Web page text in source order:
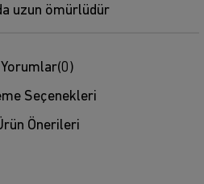
uzun ömürlüdür
Yorumlar(0)
Seçenekleri
Önerileri